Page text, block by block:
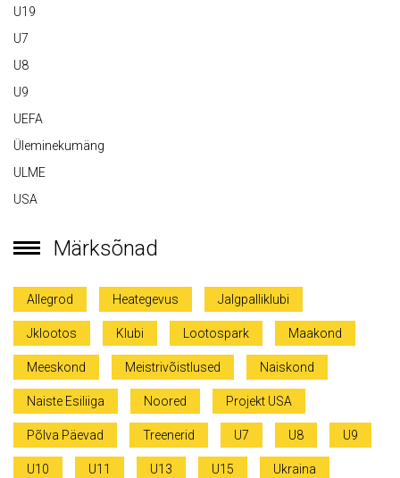
U19
U7
U8
U9
UEFA
Üleminekumäng
ULME
USA
Märksõnad
Allegrod Heategevus Jalgpalliklubi
Jklootos Klubi Lootospark Maakond
Meeskond Meistrivõistlused Naiskond
Naiste Esiliiga Noored Projekt USA
Põlva Päevad Treenerid U7 U8 U9
U10 U11 U13 U15 Ukraina